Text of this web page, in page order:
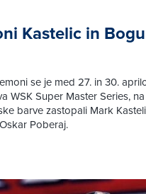
Kastelic in
se je med 27. in 30.
WSK Super Master Series,
barve zastopali Mark
Poberaj.